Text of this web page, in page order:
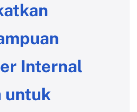
Internal
untuk